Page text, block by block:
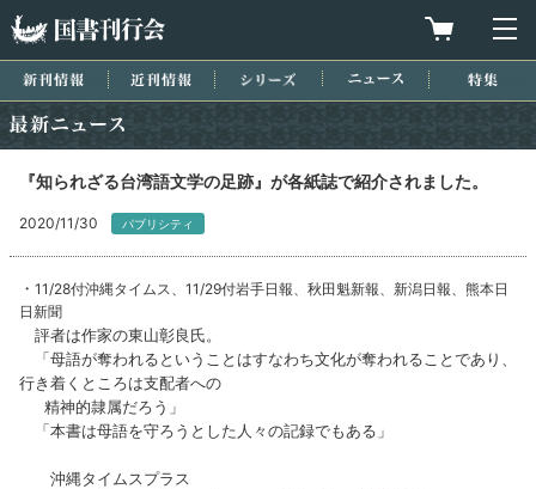
買物カゴを
新刊情報 近刊情報 シリーズ ニュース
『知られざる台湾語文学の足跡』が各紙誌で紹介されました。
2020/11/30 パブリシティ
・ 11/28付沖縄タイムス、11/29付岩手日報、秋田魁新報、新潟日報、熊本日
日新聞
評者は作家の東山彰良氏。
「母語が奪われるということはすなわち文化が奪われることであり、
行き着くところは支配者への
精神的隷属だろう」
「本書は母語を守ろうとした人々の記録でもある」
沖縄タイムスプラス